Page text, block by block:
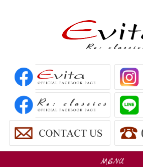
MENU